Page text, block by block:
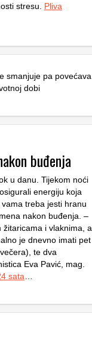
stresu. Pliva
smanjuje pa povećava
dobi
buđenja
u danu. Tijekom noći
energiju koja
treba jesti hranu
nakon buđenja. –
i vlaknima, a
je dnevno imati pet
te dva
Eva Pavić, mag.
sata